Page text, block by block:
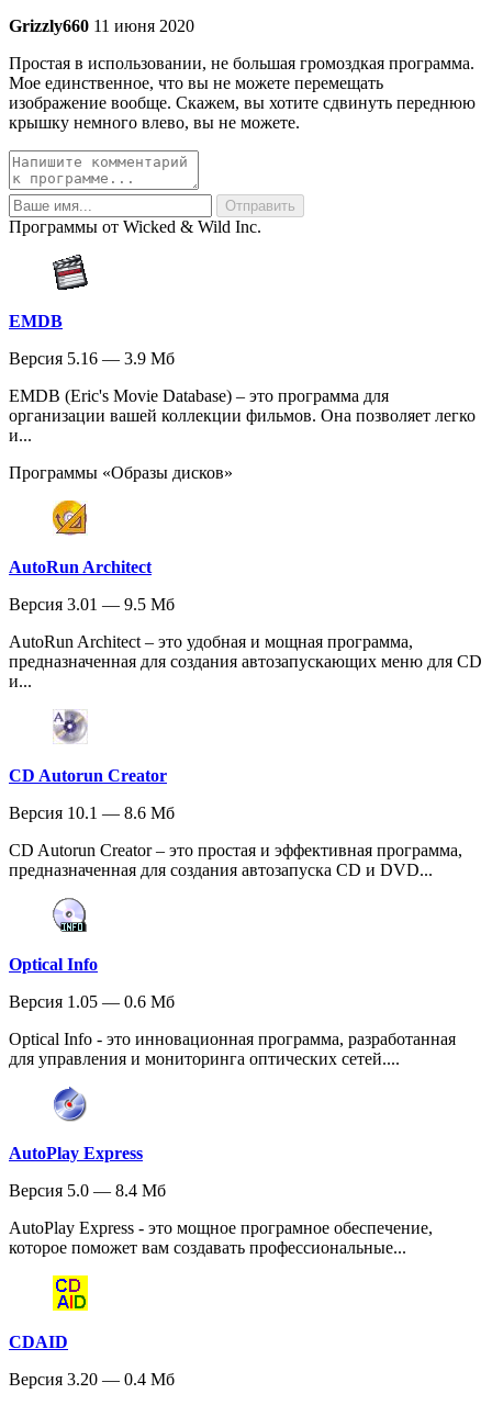
Grizzly660 11 июня 2020
Простая в использовании, не большая громоздкая программа.
Мое единственное, что вы не можете перемещать
изображение вообще. Скажем, вы хотите сдвинуть переднюю
крышку немного влево, вы не можете.
Программы от Wicked & Wild Inc.
EMDB
Версия 5.16 — 3.9 Мб
EMDB (Eric's Movie Database) – это программа для
организации вашей коллекции фильмов. Она позволяет легко
и...
Программы «Образы дисков»
AutoRun Architect
Версия 3.01 — 9.5 Мб
AutoRun Architect – это удобная и мощная программа,
предназначенная для создания автозапускающих меню для CD
и...
CD Autorun Creator
Версия 10.1 — 8.6 Мб
CD Autorun Creator – это простая и эффективная программа,
предназначенная для создания автозапуска CD и DVD...
Optical Info
Версия 1.05 — 0.6 Мб
Optical Info - это инновационная программа, разработанная
для управления и мониторинга оптических сетей....
AutoPlay Express
Версия 5.0 — 8.4 Мб
AutoPlay Express - это мощное програмное обеспечение,
которое поможет вам создавать профессиональные...
CDAID
Версия 3.20 — 0.4 Мб